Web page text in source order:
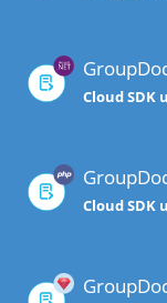
Cloud SDK
Cloud SDK